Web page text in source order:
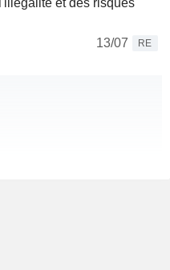
et des risques
13/07
RE